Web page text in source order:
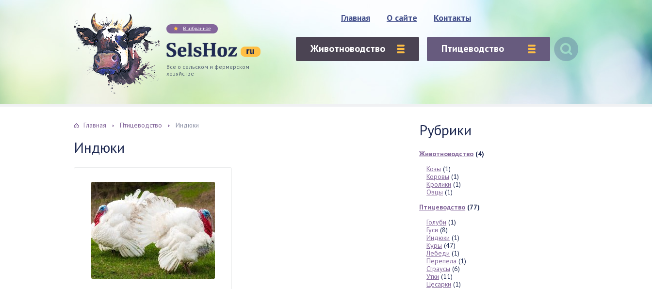
Все о сельском и фермерском
хозяйстве
Главная О сайте Контакты
Животноводство Птицеводство
В избранное
Главная Птицеводство Индюки
Индюки
Рубрики
Животноводство (4)
Козы (1)
Коровы (1)
Кролики (1)
Овцы (1)
Птицеводство (77)
Голуби (1)
Гуси (8)
Индюки (1)
Куры (47)
Лебеди (1)
Перепела (1)
Страусы (6)
Утки (11)
Цесарки (1)